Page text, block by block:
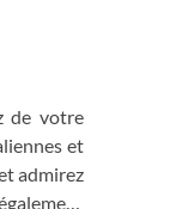
de votre
et
admirez